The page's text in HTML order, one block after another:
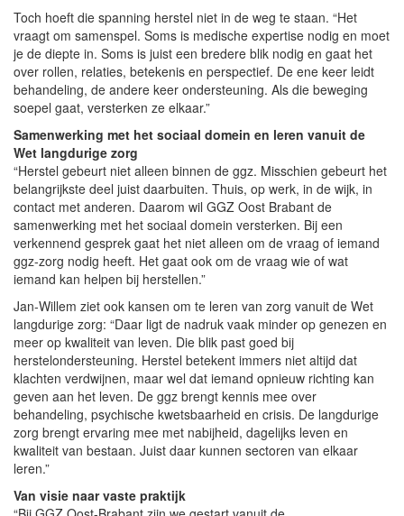
Toch hoeft die spanning herstel niet in de weg te staan. “Het
vraagt om samenspel. Soms is medische expertise nodig en moet
je de diepte in. Soms is juist een bredere blik nodig en gaat het
over rollen, relaties, betekenis en perspectief. De ene keer leidt
behandeling, de andere keer ondersteuning. Als die beweging
soepel gaat, versterken ze elkaar.”
Samenwerking met het sociaal domein en leren vanuit de
Wet langdurige zorg
“Herstel gebeurt niet alleen binnen de ggz. Misschien gebeurt het
belangrijkste deel juist daarbuiten. Thuis, op werk, in de wijk, in
contact met anderen. Daarom wil GGZ Oost Brabant de
samenwerking met het sociaal domein versterken. Bij een
verkennend gesprek gaat het niet alleen om de vraag of iemand
ggz-zorg nodig heeft. Het gaat ook om de vraag wie of wat
iemand kan helpen bij herstellen.”
Jan-Willem ziet ook kansen om te leren van zorg vanuit de Wet
langdurige zorg: “Daar ligt de nadruk vaak minder op genezen en
meer op kwaliteit van leven. Die blik past goed bij
herstelondersteuning. Herstel betekent immers niet altijd dat
klachten verdwijnen, maar wel dat iemand opnieuw richting kan
geven aan het leven. De ggz brengt kennis mee over
behandeling, psychische kwetsbaarheid en crisis. De langdurige
zorg brengt ervaring mee met nabijheid, dagelijks leven en
kwaliteit van bestaan. Juist daar kunnen sectoren van elkaar
leren.”
Van visie naar vaste praktijk